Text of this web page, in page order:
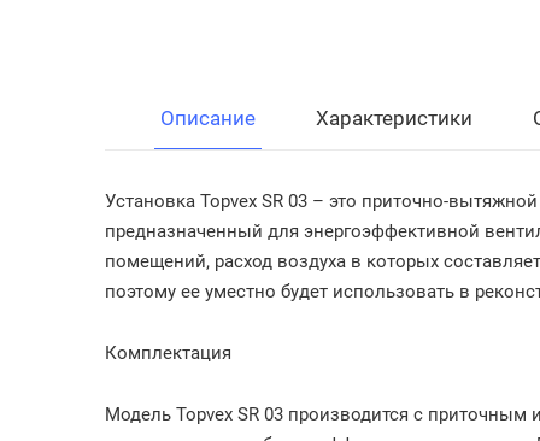
Описание Характеристики
Установка Topvex SR 03 – это приточно-
предназначенный для энергоэффективной
помещений, расход воздуха в которых составляет
поэтому ее уместно будет использовать в
Комплектация
Модель Topvex SR 03 производится с